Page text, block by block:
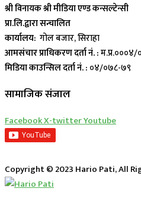
श्री विनायक श्री मीडिया एण्ड कन्सल्टेन्सी
प्रा.लि.द्वारा सन्चालित
कार्यालय: गोल बजार, सिराहा
आमसंचार प्राधिकरण दर्ता नं. :
मिडिया काउन्सिल दर्ता नं. : ०४/०७८-७९
सामाजिक संजाल
FacebookX-twitterYoutube
Copyright © 2023 Hario Pati, All